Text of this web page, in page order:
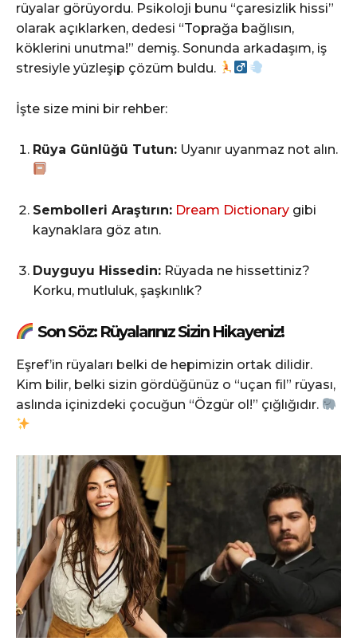
rüyalar görüyordu. Psikoloji bunu “çaresizlik hissi”
olarak açıklarken, dedesi “Toprağa bağlısın,
köklerini unutma!” demiş. Sonunda arkadaşım, iş
stresiyle yüzleşip çözüm buldu.
İşte size mini bir rehber:
Rüya Günlüğü Tutun: Uyanır uyanmaz not alın.
Sembolleri Araştırın: Dream Dictionary gibi
kaynaklara göz atın.
Duyguyu Hissedin: Rüyada ne hissettiniz?
Korku, mutluluk, şaşkınlık?
Son Söz: Rüyalarınız Sizin Hikayeniz!
Eşref’in rüyaları belki de hepimizin ortak dilidir.
Kim bilir, belki sizin gördüğünüz o “uçan fil” rüyası,
aslında içinizdeki çocuğun “Özgür ol!” çığlığıdır.